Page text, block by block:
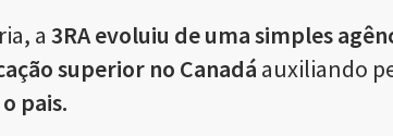
a 3RA evoluiu de uma simples
superior no Canadá auxiliando
pais.